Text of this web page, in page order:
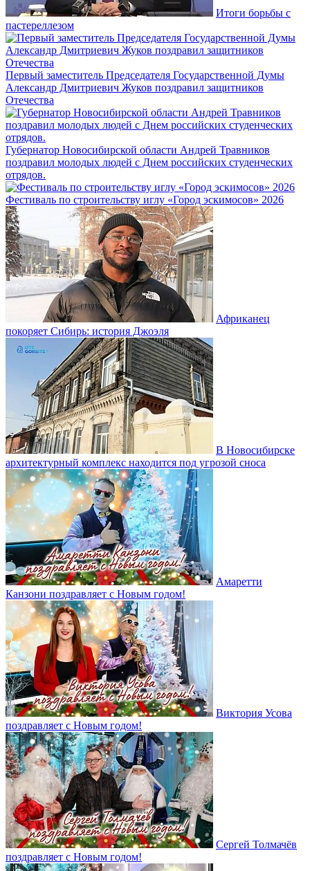
Итоги борьбы с
пастереллезом
Первый заместитель Председателя Государственной Думы
Александр Дмитриевич Жуков поздравил защитников
Отечества
Губернатор Новосибирской области Андрей Травников
поздравил молодых людей с Днем российских студенческих
отрядов.
Фестиваль по строительству иглу «Город эскимосов» 2026
Африканец
покоряет Сибирь: история Джоэля
В Новосибирске
архитектурный комплекс находится под угрозой сноса
Амаретти
Канзони поздравляет с Новым годом!
Виктория Усова
поздравляет с Новым годом!
Сергей Толмачёв
поздравляет с Новым годом!